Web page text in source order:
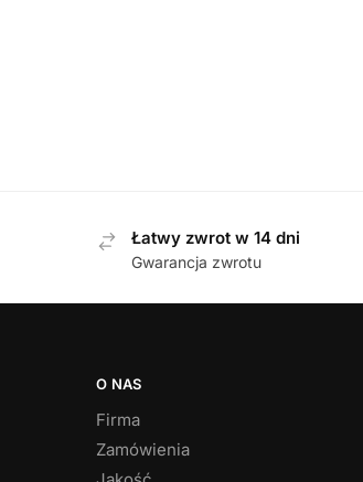
Łatwy zwrot w 14 dni
Gwarancja zwrotu
O NAS
Firma
Zamówienia